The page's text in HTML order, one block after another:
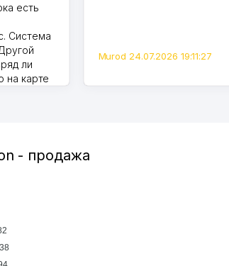
есть
Система
ли
на карте
Murod 24.07.2026 19:11:27
- продажа